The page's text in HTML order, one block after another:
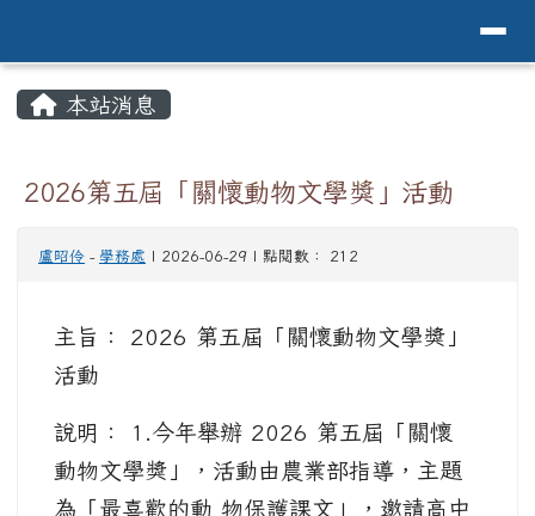
花蓮縣花蓮市中原國小全球資訊
本站消息
2026第五屆「關懷動物文學獎」活動
盧昭伶 - 學務處 | 2026-06-29 | 點閱數： 212
主旨： 2026 第五屆「關懷動物文學獎」
活動
說明： 1.今年舉辦 2026 第五屆「關懷
動物文學獎」，活動由農業部指導，主題
為「最喜歡的動 物保護課文」，邀請高中